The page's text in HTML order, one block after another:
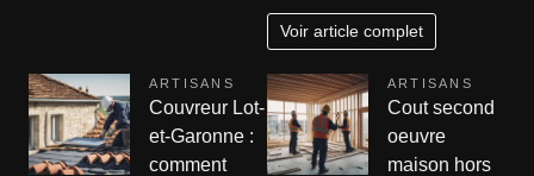
bien
La
Voir article complet
ARTISANS
Couvreur Lot-
et-Garonne :
comment
ARTISANS
Cout second
oeuvre
maison hors